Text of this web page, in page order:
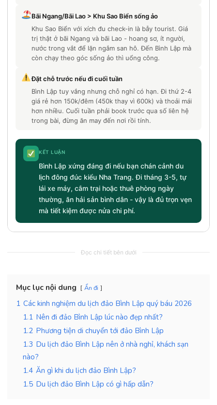
Bãi Ngang/Bãi Lao > Khu Sao Biển sống ảo
Khu Sao Biển với xích đu check-in là bẫy tourist. Giá
trị thật ở bãi Ngang và bãi Lao - hoang sơ, ít người,
nước trong vắt để lặn ngắm san hô. Đến Bình Lập mà
còn chạy theo góc sống ảo thì uổng công.
Đặt chỗ trước nếu đi cuối tuần
Bình Lập tuy vắng nhưng chỗ nghỉ có hạn. Đi thứ 2-4
giá rẻ hơn 150k/đêm (450k thay vì 600k) và thoải mái
hơn nhiều. Cuối tuần phải book trước qua số liên hệ
trong bài, đừng ăn may đến nơi rồi tính.
KẾT LUẬN
Bình Lập xứng đáng đi nếu bạn chán cảnh du
lịch đông đúc kiểu Nha Trang. Đi tháng 3-5, tự
lái xe máy, cắm trại hoặc thuê phòng ngày
thường, ăn hải sản bình dân - vậy là đủ trọn vẹn
mà tiết kiệm được nửa chi phí.
Đọc chi tiết bên dưới
Mục lục nội dung Ẩn đi
1 Các kinh nghiệm du lịch đảo Bình Lập quý báu 2026
1.1 Nên đi đảo Bình Lập lúc nào đẹp nhất?
1.2 Phương tiện di chuyển tới đảo Bình Lập
1.3 Du lịch đảo Bình Lập nên ở nhà nghỉ, khách sạn
nào?
1.4 Ăn gì khi du lịch đảo Bình Lập?
1.5 Du lịch đảo Bình Lập có gì hấp dẫn?